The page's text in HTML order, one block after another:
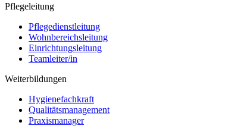
Pflegeleitung
Pflegedienstleitung
Wohnbereichsleitung
Einrichtungsleitung
Teamleiter/in
Weiterbildungen
Hygienefachkraft
Qualitätsmanagement
Praxismanager